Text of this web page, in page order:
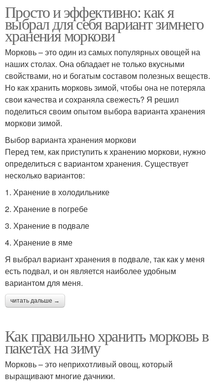
Просто и эффективно: как я
выбрал для себя вариант зимнего
хранения моркови
Морковь – это один из самых популярных овощей на
наших столах. Она обладает не только вкусными
свойствами, но и богатым составом полезных веществ.
Но как хранить морковь зимой, чтобы она не потеряла
свои качества и сохраняла свежесть? Я решил
поделиться своим опытом выбора варианта хранения
моркови зимой.
Выбор варианта хранения моркови
Перед тем, как приступить к хранению моркови, нужно
определиться с вариантом хранения. Существует
несколько вариантов:
1. Хранение в холодильнике
2. Хранение в погребе
3. Хранение в подвале
4. Хранение в яме
Я выбрал вариант хранения в подвале, так как у меня
есть подвал, и он является наиболее удобным
вариантом для меня.
читать дальше →
Как правильно хранить морковь в
пакетах на зиму
Морковь – это неприхотливый овощ, который
выращивают многие дачники.